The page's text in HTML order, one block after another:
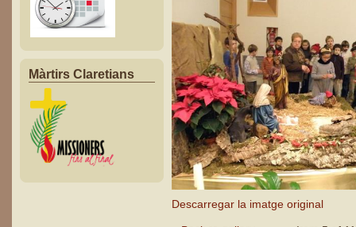
Màrtirs Claretians
Descarregar la imatge original